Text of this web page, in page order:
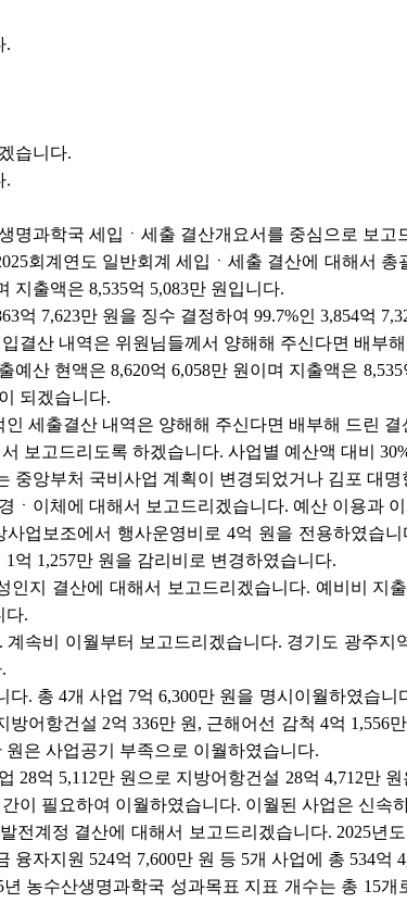
.
습니다.
.
명과학국 세입ㆍ세출 결산개요서를 중심으로 보고
회계연도 일반회계 세입ㆍ세출 결산에 대해서
지출액은 8,535억 5,083만 원입니다.
억 7,623만 원을 징수 결정하여 99.7%인 3,854억
결산 내역은 위원님들께서 양해해 주신다면 배부
예산 현액은 8,620억 6,058만 원이며 지출액은
되겠습니다.
세출결산 내역은 양해해 주신다면 배부해 드린
보고드리도록 하겠습니다. 사업별 예산액 대비
중앙부처 국비사업 계획이 변경되었거나 김포 대
ㆍ이체에 대해서 보고드리겠습니다. 예산 이용과
업보조에서 행사운영비로 4억 원을 전용하였습
억 1,257만 원을 감리비로 변경하였습니다.
지 결산에 대해서 보고드리겠습니다. 예비비 지
다.
속비 이월부터 보고드리겠습니다. 경기도 광주지
. 총 4개 사업 7억 6,300만 원을 명시이월하였습
방어항건설 2억 336만 원, 근해어선 감척 4억
은 사업공기 부족으로 이월하였습니다.
28억 5,112만 원으로 지방어항건설 28억 4,712만
이 필요하여 이월하였습니다. 이월된 사업은 신속
전계정 결산에 대해서 보고드리겠습니다. 2025년
융자지원 524억 7,600만 원 등 5개 사업에 총 534억
농수산생명과학국 성과목표 지표 개수는 총 15